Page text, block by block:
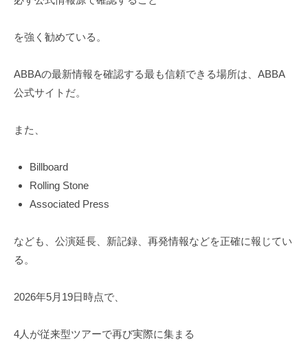
を強く勧めている。
ABBAの最新情報を確認する最も信頼できる場所は、ABBA
公式サイトだ。
また、
Billboard
Rolling Stone
Associated Press
なども、公演延長、新記録、再発情報などを正確に報じてい
る。
2026年5月19日時点で、
4人が従来型ツアーで再び実際に集まる